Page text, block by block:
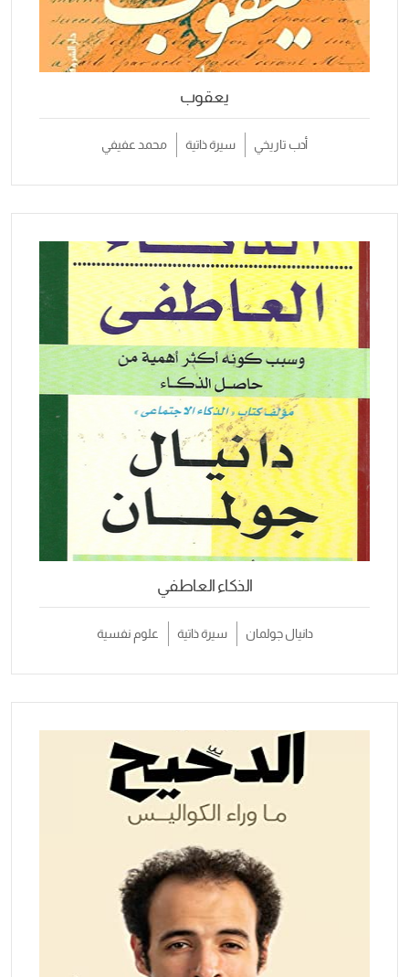
يعقوب
أدب تاريخي سيرة ذاتية محمد عفيفي
الذكاء العاطفي
دانيال جولمان سيرة ذاتية علوم نفسية